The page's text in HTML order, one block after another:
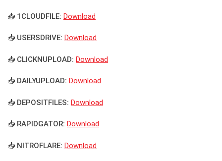
📥 1CLOUDFILE: Download
📥 USERSDRIVE: Download
📥 CLICKNUPLOAD: Download
📥 DAILYUPLOAD: Download
📥 DEPOSITFILES: Download
📥 RAPIDGATOR: Download
📥 NITROFLARE: Download